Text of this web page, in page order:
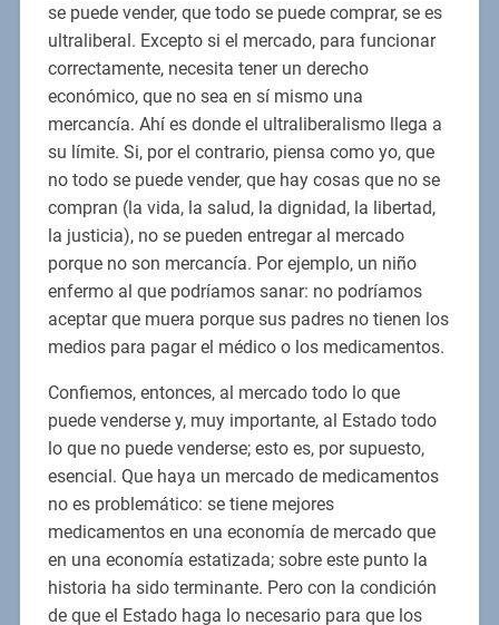
se puede vender, que todo se puede comprar, se es
ultraliberal. Excepto si el mercado, para funcionar
correctamente, necesita tener un derecho
económico, que no sea en sí mismo una
mercancía. Ahí es donde el ultraliberalismo llega a
su límite. Si, por el contrario, piensa como yo, que
no todo se puede vender, que hay cosas que no se
compran (la vida, la salud, la dignidad, la libertad,
la justicia), no se pueden entregar al mercado
porque no son mercancía. Por ejemplo, un niño
enfermo al que podríamos sanar: no podríamos
aceptar que muera porque sus padres no tienen los
medios para pagar el médico o los medicamentos.
Confiemos, entonces, al mercado todo lo que
puede venderse y, muy importante, al Estado todo
lo que no puede venderse; esto es, por supuesto,
esencial. Que haya un mercado de medicamentos
no es problemático: se tiene mejores
medicamentos en una economía de mercado que
en una economía estatizada; sobre este punto la
historia ha sido terminante. Pero con la condición
de que el Estado haga lo necesario para que los